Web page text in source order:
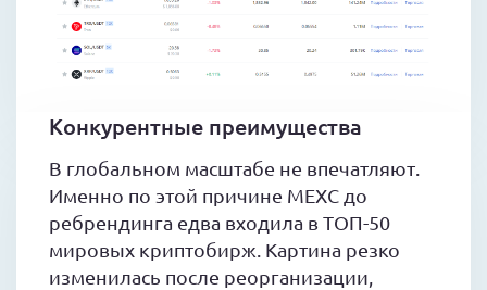
Конкурентные преимущества
В глобальном масштабе не впечатляют.
Именно по этой причине MEXC до
ребрендинга едва входила в ТОП-50
мировых криптобирж. Картина резко
изменилась после реорганизации,